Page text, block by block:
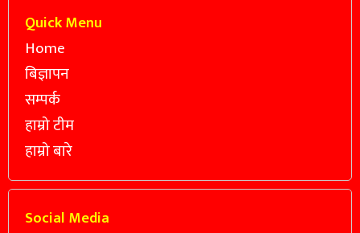
Quick Menu
Home
बिज्ञापन
सम्पर्क
हाम्रो टीम
हाम्रो बारे
Social Media